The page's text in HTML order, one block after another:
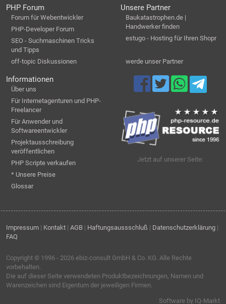
PHP Forum
Forum für Webentwickler
PHP-Developer Forum
SEO - Suchmaschinen Tricks
und Tipps
off-topic Diskussionen
Unsere Partner
Baukatastrophen.de |
Handwerker finden
estugo - Hosting für Ihren Shopr
werde unser Partner
Informationen
Über uns
Für Internetagenturen und PHP-
Freelancer
Für Anwender und
Softwareentwickler
Projektausschreibung
veröffentlichen
PHP Scripte verkaufen
* Unsere Preise
Glossar
Jetzt auf unserer Seite:
Impressum | Kontakt | AGB | Haftungsaussschluß | Datenschutzerklärung |
FAQ
Copyright © 1996 - 2026 ebiz-consult GmbH & Co. KG. Alle Rechte
vorbehalten.
Die auf dieser Seite verwendeten Produktbezeichnungen, Namen und
Warenzeichen sind Eigentum der jeweiligen Firmen.
Software by IQ-Markt